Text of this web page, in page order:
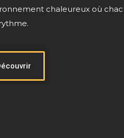
chaleureux où